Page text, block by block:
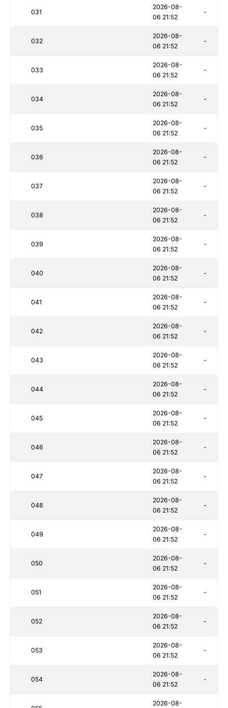
031
2026-08-
06 21:52
-
032
2026-08-
06 21:52
-
033
2026-08-
06 21:52
-
034
2026-08-
06 21:52
-
035
2026-08-
06 21:52
-
036
2026-08-
06 21:52
-
037
2026-08-
06 21:52
-
038
2026-08-
06 21:52
-
039
2026-08-
06 21:52
-
040
2026-08-
06 21:52
-
041
2026-08-
06 21:52
-
042
2026-08-
06 21:52
-
043
2026-08-
06 21:52
-
044
2026-08-
06 21:52
-
045
2026-08-
06 21:52
-
046
2026-08-
06 21:52
-
047
2026-08-
06 21:52
-
048
2026-08-
06 21:52
-
049
2026-08-
06 21:52
-
050
2026-08-
06 21:52
-
051
2026-08-
06 21:52
-
052
2026-08-
06 21:52
-
053
2026-08-
06 21:52
-
054
2026-08-
06 21:52
-
2026-08-